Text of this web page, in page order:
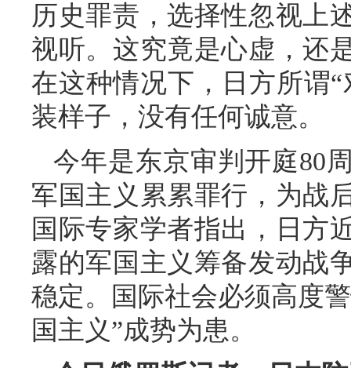
历史罪责，选择性忽视上
视听。这究竟是心虚，还
在这种情况下，日方所谓
装样子，没有任何诚意。
今年是东京审判开庭80
军国主义累累罪行，为战
国际专家学者指出，日方
露的军国主义筹备发动战
稳定。国际社会必须高度
国主义”成势为患。